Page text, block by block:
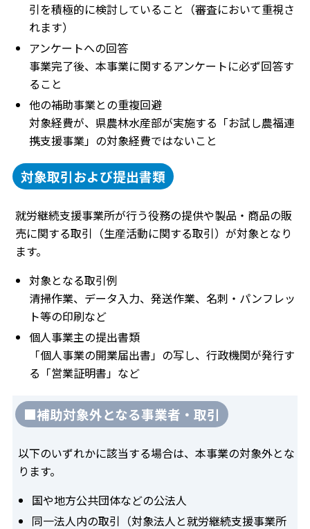
引を積極的に検討していること（審査において重視さ
れます）
アンケートへの回答
事業完了後、本事業に関するアンケートに必ず回答す
ること
他の補助事業との重複回避
対象経費が、県農林水産部が実施する「お試し農福連
携支援事業」の対象経費ではないこと
対象取引および提出書類
就労継続支援事業所が行う役務の提供や製品・商品の販
売に関する取引（生産活動に関する取引）が対象となり
ます。
対象となる取引例
清掃作業、データ入力、発送作業、名刺・パンフレッ
ト等の印刷など
個人事業主の提出書類
「個人事業の開業届出書」の写し、行政機関が発行す
る「営業証明書」など
■補助対象外となる事業者・取引
以下のいずれかに該当する場合は、本事業の対象外とな
ります。
国や地方公共団体などの公法人
同一法人内の取引（対象法人と就労継続支援事業所